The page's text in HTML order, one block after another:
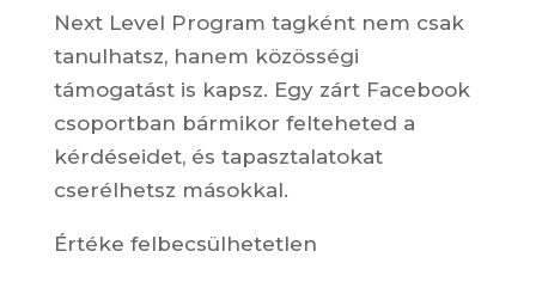
Next Level Program tagként nem csak
tanulhatsz, hanem közösségi
támogatást is kapsz. Egy zárt Facebook
csoportban bármikor felteheted a
kérdéseidet, és tapasztalatokat
cserélhetsz másokkal.
Értéke felbecsülhetetlen